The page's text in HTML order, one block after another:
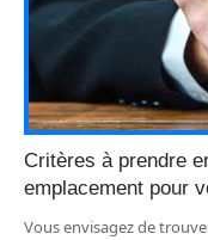
Critères à prendre
emplacement pour
Vous envisagez de